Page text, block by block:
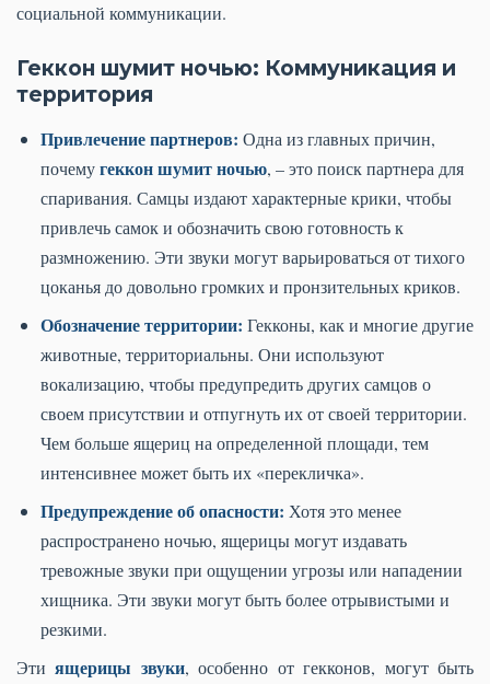
социальной коммуникации.
Геккон шумит ночью: Коммуникация и
территория
Привлечение партнеров: Одна из главных причин,
почемугеккон шумит ночью, – это поиск партнера для
спаривания. Самцы издают характерные крики, чтобы
привлечь самок и обозначить свою готовность к
размножению. Эти звуки могут варьироваться от тихого
цоканья до довольно громких и пронзительных криков.
Обозначение территории: Гекконы, как и многие другие
животные, территориальны. Они используют
вокализацию, чтобы предупредить других самцов о
своем присутствии и отпугнуть их от своей территории.
Чем больше ящериц на определенной площади, тем
интенсивнее может быть их «перекличка».
Предупреждение об опасности: Хотя это менее
распространено ночью, ящерицы могут издавать
тревожные звуки при ощущении угрозы или нападении
хищника. Эти звуки могут быть более отрывистыми и
резкими.
Этиящерицы звуки, особенно от гекконов, могут быть